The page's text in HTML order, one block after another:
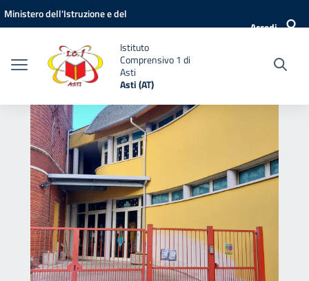
Vai ai contenuti
Vai al menu di navigazione
Vai al footer
Ministero dell'Istruzione e del
Accedi
Istituto
Comprensivo 1 di
Asti
Asti (AT)